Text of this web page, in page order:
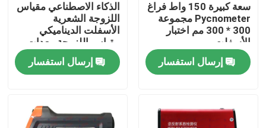
منزل
سعة كبيرة 150 واط فراغ
Pycnometer مجموعة
300 * 300 مم اختبار
الأسفلت
إرسال استفسار
الذكاء الاصطناعي مقياس
اللزوجة الشعرية
الأسفلت الديناميكي
مقياس اللزوجة معدات
اختبار الأسفلت
إرسال استفسار